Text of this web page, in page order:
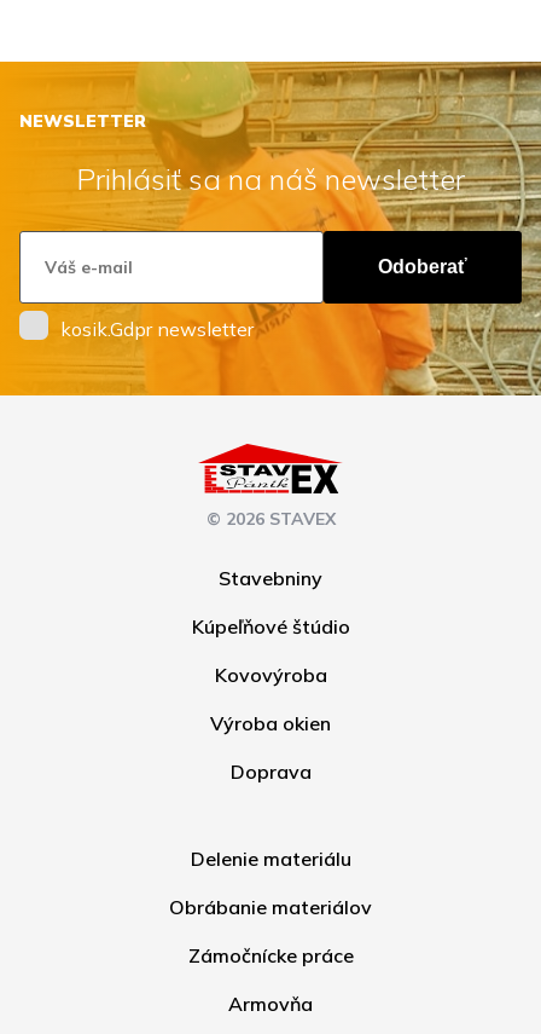
NEWSLETTER
Prihlásiť sa na náš newsletter
Odoberať
kosik.Gdpr newsletter
© 2026 STAVEX
Stavebniny
Kúpeľňové štúdio
Kovovýroba
Výroba okien
Doprava
Delenie materiálu
Obrábanie materiálov
Zámočnícke práce
Armovňa